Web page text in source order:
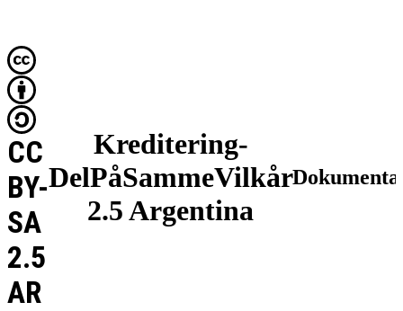
Kreditering-
DelPåSammeVilkår
2.5 Argentina
CC
BY-
SA
2.5
AR